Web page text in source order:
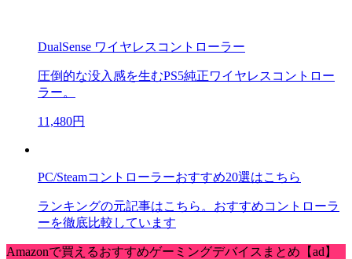
DualSense ワイヤレスコントローラー
圧倒的な没入感を生むPS5純正ワイヤレスコントロー
ラー。
11,480円
PC/Steamコントローラーおすすめ20選はこちら
ランキングの元記事はこちら。おすすめコントローラ
ーを徹底比較しています
Amazonで買えるおすすめゲーミングデバイスまとめ【ad】